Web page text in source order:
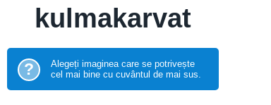
kulmakarvat
?
Alegeți imaginea care se potrivește
cel mai bine cu cuvântul de mai sus.